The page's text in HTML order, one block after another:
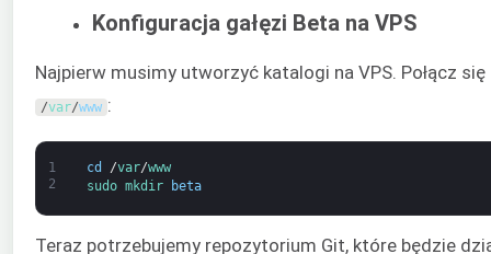
Konfiguracja gałęzi Beta na VPS
Najpierw musimy utworzyć katalogi na VPS. Połącz
/var/www :
1
2
cd /var/www
sudo mkdir beta
Teraz potrzebujemy repozytorium Git, które będzie